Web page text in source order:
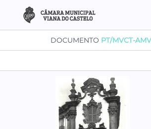
DOCUMENTO PT/MVCT-